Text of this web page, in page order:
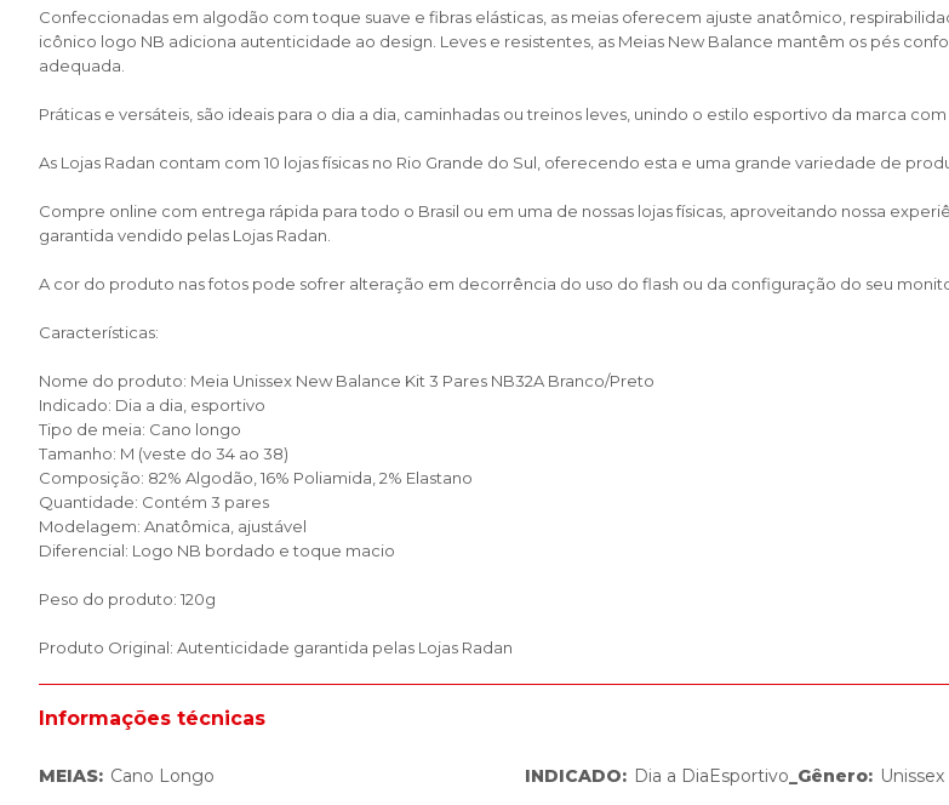
Confeccionadas em algodão com toque suave e fibras elásticas, as meias oferecem ajuste anatômico,
icônico logo NB adiciona autenticidade ao design. Leves e resistentes, as Meias New Balance mantêm os pés
adequada.
Práticas e versáteis, são ideais para o dia a dia, caminhadas ou treinos leves, unindo o estilo esportivo da marca
As Lojas Radan contam com 10 lojas físicas no Rio Grande do Sul, oferecendo esta e uma grande variedade de
Compre online com entrega rápida para todo o Brasil ou em uma de nossas lojas físicas, aproveitando nossa
garantida vendido pelas Lojas Radan.
A cor do produto nas fotos pode sofrer alteração em decorrência do uso do flash ou da configuração do seu
Características:
Nome do produto: Meia Unissex New Balance Kit 3 Pares NB32A Branco/Preto
Indicado: Dia a dia, esportivo
Tipo de meia: Cano longo
Tamanho: M (veste do 34 ao 38)
Composição: 82% Algodão, 16% Poliamida, 2% Elastano
Quantidade: Contém 3 pares
Modelagem: Anatômica, ajustável
Diferencial: Logo NB bordado e toque macio
Peso do produto: 120g
Produto Original: Autenticidade garantida pelas Lojas Radan
Informações técnicas
MEIAS: Cano Longo
INDICADO: Dia a DiaEsportivo _Gênero: Unissex